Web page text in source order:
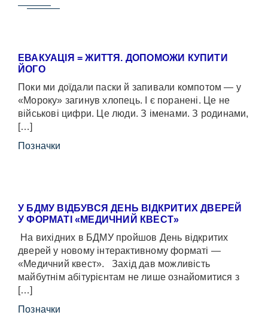
ЕВАКУАЦІЯ = ЖИТТЯ. ДОПОМОЖИ КУПИТИ
ЙОГО
Поки ми доїдали паски й запивали компотом — у
«Мороку» загинув хлопець. І є поранені. Це не
військові цифри. Це люди. З іменами. З родинами,
[…]
Позначки
У БДМУ ВІДБУВСЯ ДЕНЬ ВІДКРИТИХ ДВЕРЕЙ
У ФОРМАТІ «МЕДИЧНИЙ КВЕСТ»
На вихідних в БДМУ пройшов День відкритих
дверей у новому інтерактивному форматі —
«Медичний квест». Захід дав можливість
майбутнім абітурієнтам не лише ознайомитися з
[…]
Позначки